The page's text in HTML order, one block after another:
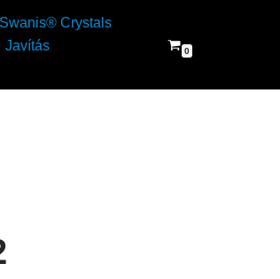
Swanis® Crystals
Javítás
0